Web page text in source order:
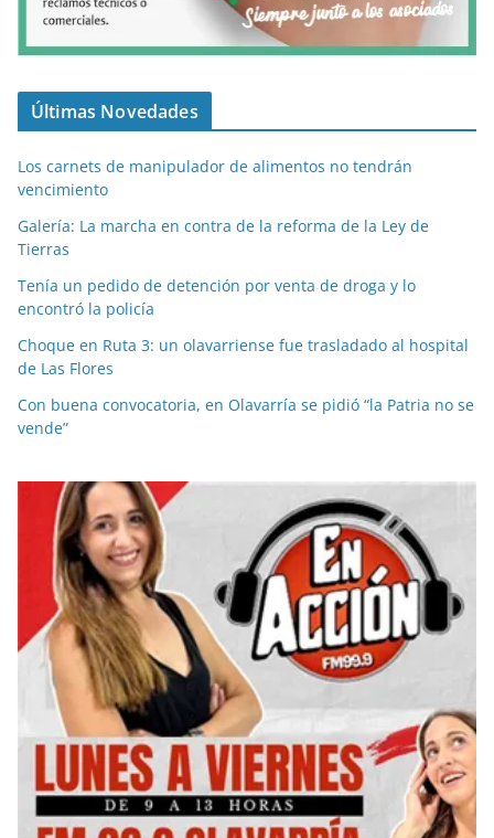
Últimas Novedades
Los carnets de manipulador de alimentos no tendrán
vencimiento
Galería: La marcha en contra de la reforma de la Ley de
Tierras
Tenía un pedido de detención por venta de droga y lo
encontró la policía
Choque en Ruta 3: un olavarriense fue trasladado al hospital
de Las Flores
Con buena convocatoria, en Olavarría se pidió “la Patria no se
vende”